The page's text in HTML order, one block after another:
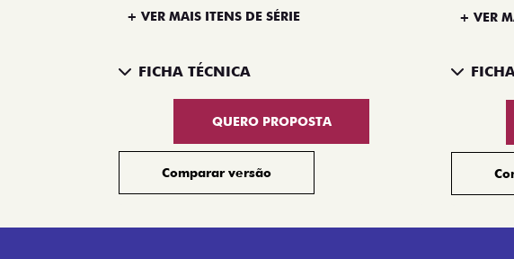
+ VER MAIS ITENS DE SÉRIE
FICHA TÉCNICA
QUERO PROPOSTA
Comparar versão
+ VER